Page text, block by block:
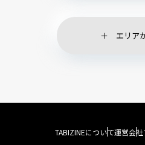
エリア
TABIZINEについて運営会社